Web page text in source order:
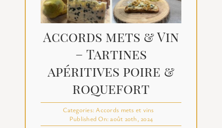
Accords mets & Vin
– Tartines
apéritives poire &
roquefort
Categories:Accords mets et vins
Published On: août 20th, 2024